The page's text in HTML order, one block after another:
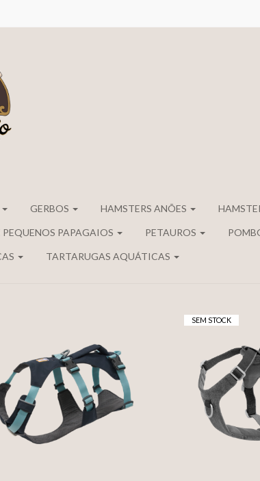
GERBOS HAMSTERS ANÕES
PAPAGAIOS PETAUROS
TARTARUGAS AQUÁTICAS
FLAGLINE™ DOG
HARNESS WITH
HANDLE - BASALT
GRAY - RUFFWEAR
79,49 €
SEM STOCK
ECO -
HARNES
68,99 €